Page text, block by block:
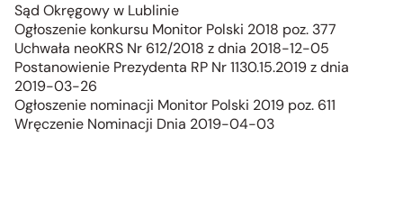
Sąd Okręgowy w Lublinie
Ogłoszenie konkursu Monitor Polski 2018 poz. 377
Uchwała neoKRS Nr 612/2018 z dnia 2018-12-05
Postanowienie Prezydenta RP Nr 1130.15.2019 z dnia
2019-03-26
Ogłoszenie nominacji Monitor Polski 2019 poz. 611
Wręczenie Nominacji Dnia 2019-04-03